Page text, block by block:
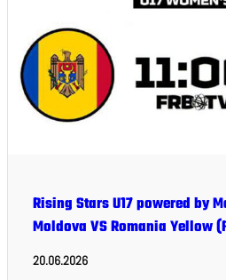
Rising Stars U17 powered by
Moldova VS Romania Yellow
20.06.2026